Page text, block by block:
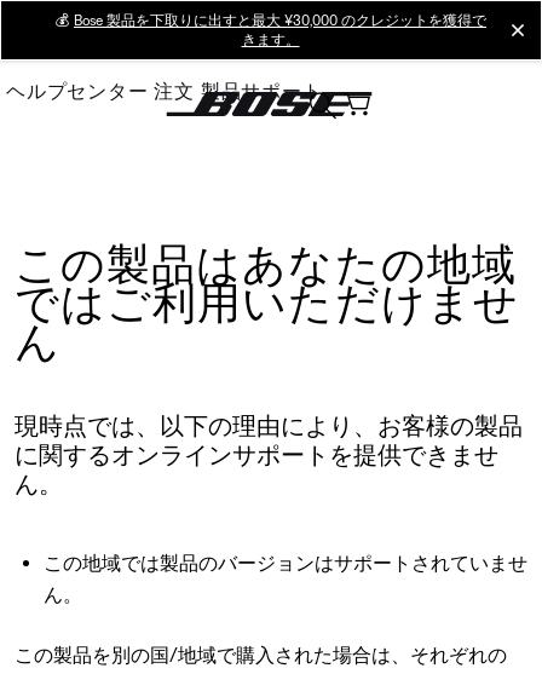
Main
💰 Bose 製品を下取りに出すと最大 ¥30,000 のクレジットを獲得で
きます。
ヘルプセンター 注文 製品サポート
この製品はあなたの地域
ではご利用いただけませ
ん
現時点では、以下の理由により、お客様の製品
に関するオンラインサポートを提供できませ
ん。
この地域では製品のバージョンはサポートされていませ
ん。
この製品を別の国/地域で購入された場合は、それぞれの